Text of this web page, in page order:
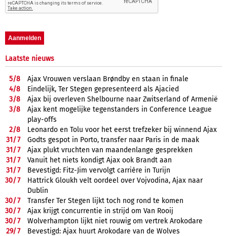
Laatste nieuws
5/8
Ajax Vrouwen verslaan Brøndby en staan in finale
4/8
Eindelijk, Ter Stegen gepresenteerd als Ajacied
3/8
Ajax bij overleven Shelbourne naar Zwitserland of Armenië
3/8
Ajax kent mogelijke tegenstanders in Conference League
play-offs
2/8
Leonardo en Tolu voor het eerst trefzeker bij winnend Ajax
31/7
Godts gespot in Porto, transfer naar Paris in de maak
31/7
Ajax plukt vruchten van maandenlange gesprekken
31/7
Vanuit het niets kondigt Ajax ook Brandt aan
31/7
Bevestigd: Fitz-Jim vervolgt carrière in Turijn
30/7
Hattrick Gloukh velt oordeel over Vojvodina, Ajax naar
Dublin
30/7
Transfer Ter Stegen lijkt toch nog rond te komen
30/7
Ajax krijgt concurrentie in strijd om Van Rooij
30/7
Wolverhampton lijkt niet rouwig om vertrek Arokodare
29/7
Bevestigd: Ajax huurt Arokodare van de Wolves